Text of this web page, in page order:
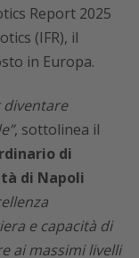
Report 2025
(IFR), il
in Europa.
diventare
, sottolinea il
di
di Napoli
e capacità di
ai massimi livelli